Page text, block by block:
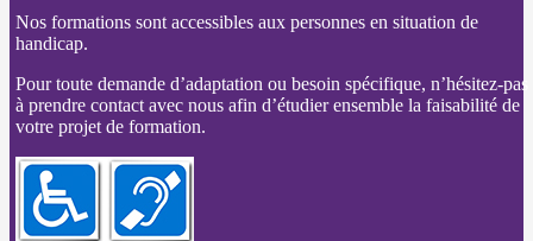
Nos formations sont accessibles aux personnes en situation de
handicap.
Pour toute demande d’adaptation ou besoin spécifique, n’hésitez-pas
à prendre contact avec nous afin d’étudier ensemble la faisabilité de
votre projet de formation.